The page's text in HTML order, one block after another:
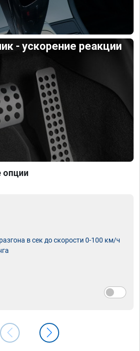
- ускорение реакции
в сек до скорости 0-100 км/ч